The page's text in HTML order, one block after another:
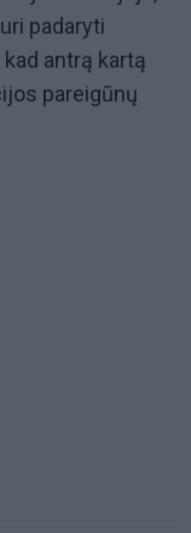
padaryti
antrą kartą
pareigūnų